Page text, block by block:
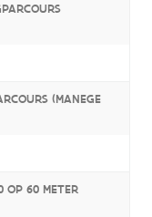
(MANEGE
OP 60 METER